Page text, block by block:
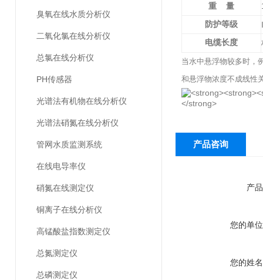
臭氧在线水质分析仪
二氧化氯在线分析仪
总氯在线分析仪
PH传感器
光谱法有机物在线分析仪
光谱法硝氮在线分析仪
管网水质监测系统
在线电导率仪
硝氮在线测定仪
铜离子在线分析仪
高锰酸盐指数测定仪
总氮测定仪
总磷测定仪
重 量
防护等级
电缆长度
当水中悬浮物较多时，
和悬浮物浓度不成线性
产品咨询
产
您的单
您的姓